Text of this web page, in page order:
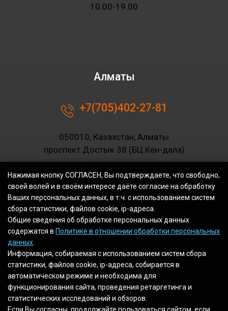
10.00-19.00
Алматы
+7(705)402-27-81
050010, Казахстан, Алматы
проспект Достык 38 (БЦ Кен-дала)
График работы:
10.00-19.00
О компании
Об Энсо
Энсо в СМИ
Достижения
Нажимая кнопку СОГЛАСЕН, Вы подтверждаете, что свободно,
своей волей и в своём интересе даёте согласие на обработку
Ваших персональных данных, в т.ч. с использованием систем
сбора статистики, файлов cookie, ip-адреса.
Общие сведения об обработке персональных данных
содержатся в Политике в отношении обработки персональных
данных
Информация, собираемая с использованием систем сбора
статистики, файлов cookie, ip-адреса, собирается в
автоматическом режиме и необходима для
функционирования сайта, проведения ретаргетинга и
статистических исследований и обзоров.